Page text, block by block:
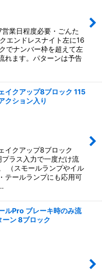
業日程度必要・ごんた
エンドレスナイト左に16
でナンバー枠を超えて左
ます。パターンは予告
イクアップ8ブロック 115
クション入り
イクアップ8ブロック
ラス入力で一度だけ流
（スモールランプやイル
テールランプにも応用可
ルPro ブレーキ時のみ流
ン 8ブロック